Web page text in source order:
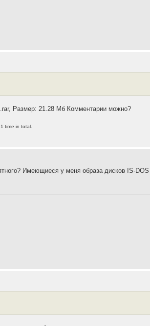
Размер: 21.28 Мб Комментарии можно?
time in total.
Имеющиеся у меня образа дисков IS-